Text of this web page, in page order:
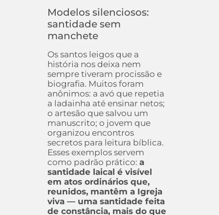
Modelos silenciosos:
santidade sem
manchete
Os santos leigos que a
história nos deixa nem
sempre tiveram procissão e
biografia. Muitos foram
anônimos: a avó que repetia
a ladainha até ensinar netos;
o artesão que salvou um
manuscrito; o jovem que
organizou encontros
secretos para leitura bíblica.
Esses exemplos servem
como padrão prático:a
santidade laical é visível
em atos ordinários que,
reunidos, mantêm a Igreja
viva — uma santidade feita
de constância, mais do que